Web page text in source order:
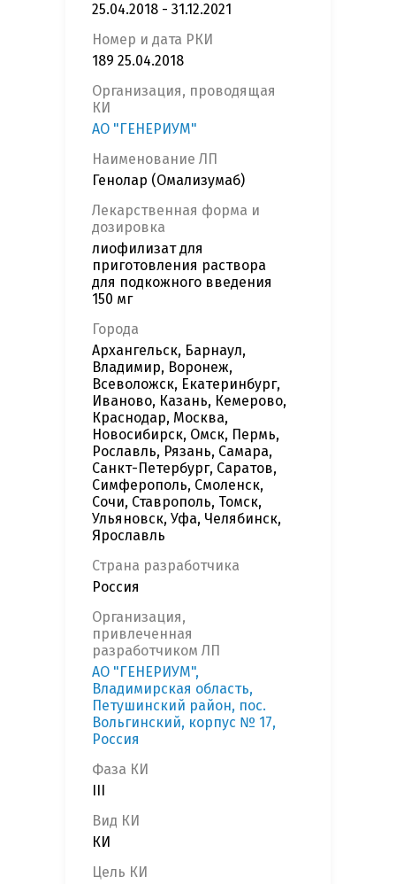
25.04.2018 - 31.12.2021
Номер и дата РКИ
189 25.04.2018
Организация, проводящая
КИ
АО "ГЕНЕРИУМ"
Наименование ЛП
Генолар (Омализумаб)
Лекарственная форма и
дозировка
лиофилизат для
приготовления раствора
для подкожного введения
150 мг
Города
Архангельск, Барнаул,
Владимир, Воронеж,
Всеволожск, Екатеринбург,
Иваново, Казань, Кемерово,
Краснодар, Москва,
Новосибирск, Омск, Пермь,
Рославль, Рязань, Самара,
Санкт-Петербург, Саратов,
Симферополь, Смоленск,
Сочи, Ставрополь, Томск,
Ульяновск, Уфа, Челябинск,
Ярославль
Страна разработчика
Россия
Организация,
привлеченная
разработчиком ЛП
АО "ГЕНЕРИУМ",
Владимирская область,
Петушинский район, пос.
Вольгинский, корпус № 17,
Россия
Фаза КИ
Вид КИ
КИ
Цель КИ